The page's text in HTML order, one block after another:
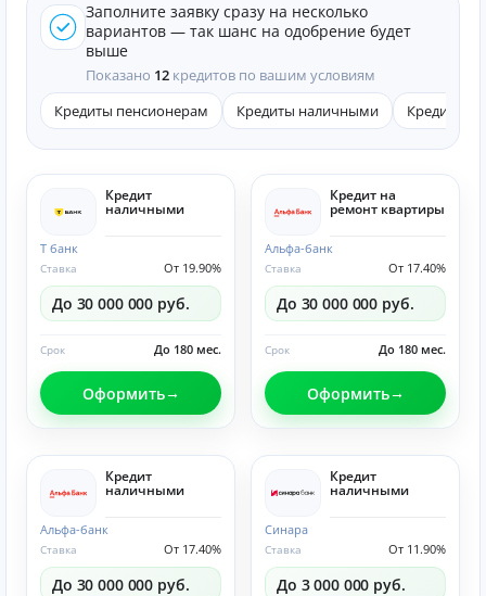
Заполните заявку сразу на несколько
вариантов — так шанс на одобрение будет
выше
Показано 12 кредитов по вашим условиям
Кредиты пенсионерам
Кредиты наличными Кредиты
Кредит
наличными
Т банк
От 19.90%
Ставка
До 30 000 000 руб.
До 180 мес.
Срок
Оформить
Кредит на
ремонт квартиры
Альфа-банк
От 17.40%
Ставка
До 30 000 000 руб.
До 180 мес.
Срок
Оформить
Кредит
наличными
Альфа-банк
От 17.40%
Ставка
До 30 000 000 руб.
Кредит
наличными
Синара
От 11.90%
Ставка
До 3 000 000 руб.